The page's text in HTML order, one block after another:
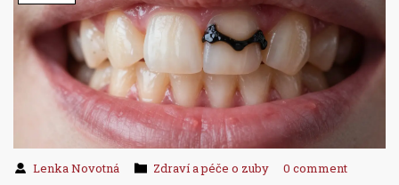
Lenka Novotná Zdraví a péče o zuby 0 comment